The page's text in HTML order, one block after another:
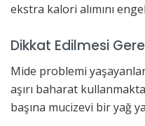
ekstra kalori alımını
Dikkat Edilmesi
Mide problemi
aşırı baharat
başına mucizevi bir yağ